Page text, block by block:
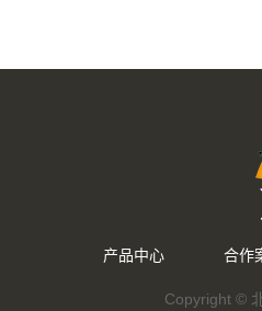
产品中心 合作
Copyright ©